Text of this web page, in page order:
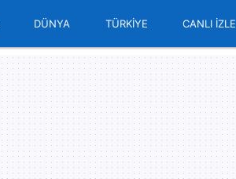
DÜNYA TÜRKİYE CANLI İZLE